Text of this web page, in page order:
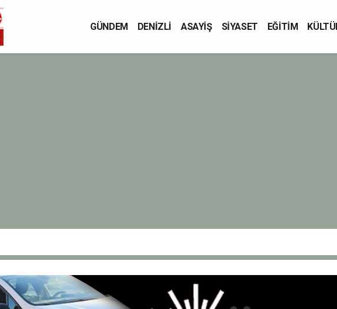
GÜNDEM DENİZLİ ASAYİŞ SİYASET EĞİTİM